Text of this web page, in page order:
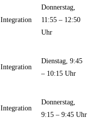
Integration
Donnerstag,
11:55 – 12:50
Uhr
Integration
Dienstag, 9:45
– 10:15 Uhr
Integration
Donnerstag,
9:15 – 9:45 Uhr